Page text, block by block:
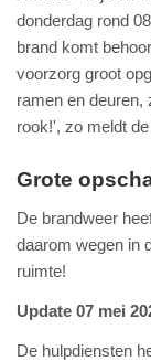
donderdag rond
brand komt
voorzorg groot
ramen en deuren,
rook!', zo meldt
Grote
De brandweer
daarom wegen in
ruimte!
Update 07 mei
De hulpdiensten